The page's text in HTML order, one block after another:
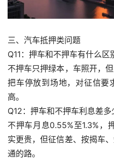
三、汽车抵押类问题
Q11：押车和不押车有什么区
不押车只押绿本，车照开，
把车停放到场地，对征信要
高。
Q12：押车和不押车利息差多
不押车月息0.55%至1.3%，
实更贵，但征信差、按揭车
通的路。